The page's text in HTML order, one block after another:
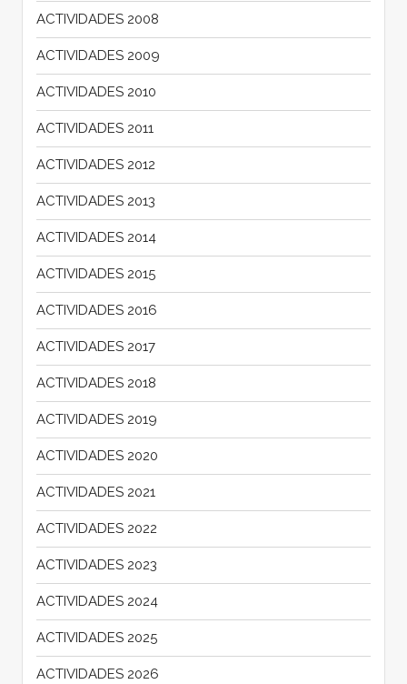
ACTIVIDADES 2008
ACTIVIDADES 2009
ACTIVIDADES 2010
ACTIVIDADES 2011
ACTIVIDADES 2012
ACTIVIDADES 2013
ACTIVIDADES 2014
ACTIVIDADES 2015
ACTIVIDADES 2016
ACTIVIDADES 2017
ACTIVIDADES 2018
ACTIVIDADES 2019
ACTIVIDADES 2020
ACTIVIDADES 2021
ACTIVIDADES 2022
ACTIVIDADES 2023
ACTIVIDADES 2024
ACTIVIDADES 2025
ACTIVIDADES 2026